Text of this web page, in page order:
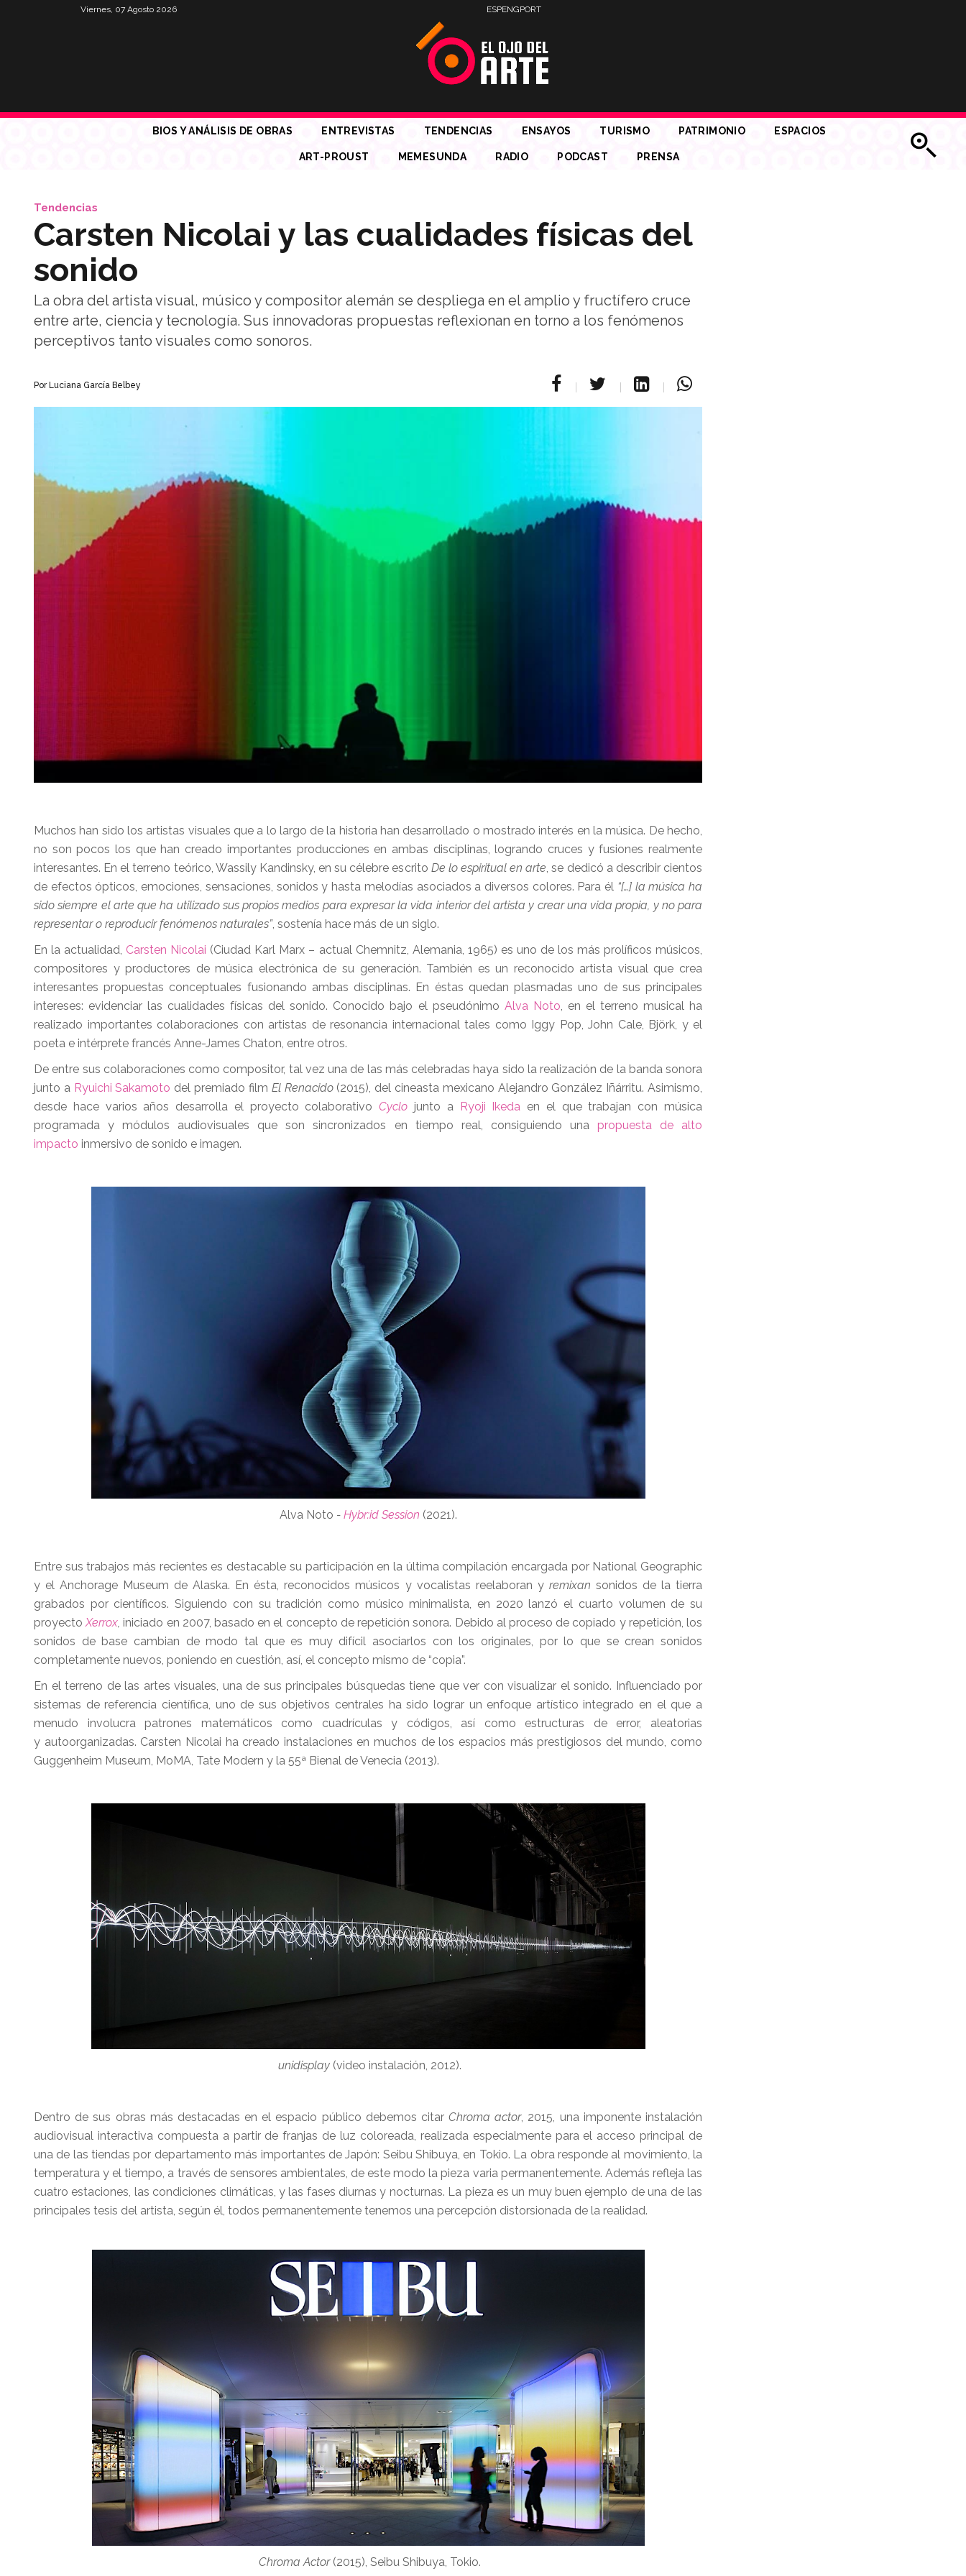
Viernes, 07 Agosto 2026 ESPENGPORT
BIOS Y ANÁLISIS DE OBRAS ENTREVISTAS TENDENCIAS ENSAYOS TURISMO PATRIMONIO ESPACIOS
ART-PROUST MEMESUNDA RADIO PODCAST PRENSA
Tendencias
Carsten Nicolai y las cualidades físicas del
sonido
La obra del artista visual, músico y compositor alemán se despliega en el amplio y fructífero cruce
entre arte, ciencia y tecnología. Sus innovadoras propuestas reflexionan en torno a los fenómenos
perceptivos tanto visuales como sonoros.
Por Luciana García Belbey
Muchos han sido los artistas visuales que a lo largo de la historia han desarrollado o mostrado interés en la música. De hecho,
no son pocos los que han creado importantes producciones en ambas disciplinas, logrando cruces y fusiones realmente
interesantes. En el terreno teórico, Wassily Kandinsky, en su célebre escrito De lo espiritual en arte, se dedicó a describir cientos
de efectos ópticos, emociones, sensaciones, sonidos y hasta melodías asociados a diversos colores. Para él “[…] la música ha
sido siempre el arte que ha utilizado sus propios medios para expresar la vida interior del artista y crear una vida propia, y no para
representar o reproducir fenómenos naturales”, sostenía hace más de un siglo.
En la actualidad, Carsten Nicolai (Ciudad Karl Marx – actual Chemnitz, Alemania, 1965) es uno de los más prolíficos músicos,
compositores y productores de música electrónica de su generación. También es un reconocido artista visual que crea
interesantes propuestas conceptuales fusionando ambas disciplinas. En éstas quedan plasmadas uno de sus principales
intereses: evidenciar las cualidades físicas del sonido. Conocido bajo el pseudónimo Alva Noto, en el terreno musical ha
realizado importantes colaboraciones con artistas de resonancia internacional tales como Iggy Pop, John Cale, Björk, y el
poeta e intérprete francés Anne-James Chaton, entre otros.
De entre sus colaboraciones como compositor, tal vez una de las más celebradas haya sido la realización de la banda sonora
junto a Ryuichi Sakamoto del premiado film El Renacido(2015), del cineasta mexicano Alejandro González Iñárritu. Asimismo,
desde hace varios años desarrolla el proyecto colaborativoCyclo junto a Ryoji Ikeda en el que trabajan con música
programada y módulos audiovisuales que son sincronizados en tiempo real, consiguiendo una propuesta de alto
impacto inmersivo de sonido e imagen.
Alva Noto - Hybr:id Session (2021).
Entre sus trabajos más recientes es destacable su participación en la última compilación encargada por National Geographic
y el Anchorage Museum de Alaska. En ésta, reconocidos músicos y vocalistas reelaboran y remixan sonidos de la tierra
grabados por científicos. Siguiendo con su tradición como músico minimalista, en 2020 lanzó el cuarto volumen de su
proyectoXerrox iniciado en 2007, basado en el concepto de repetición sonora. Debido al proceso de copiado y repetición, los
sonidos de base cambian de modo tal que es muy difícil asociarlos con los originales, por lo que se crean sonidos
completamente nuevos, poniendo en cuestión, así, el concepto mismo de “copia”.
En el terreno de las artes visuales, una de sus principales búsquedas tiene que ver con visualizar el sonido. Influenciado por
sistemas de referencia científica, uno de sus objetivos centrales ha sido lograr un enfoque artístico integrado en el que a
menudo involucra patrones matemáticos como cuadrículas y códigos, así como estructuras de error, aleatorias
y autoorganizadas. Carsten Nicolai ha creado instalaciones en muchos de los espacios más prestigiosos del mundo, como
Guggenheim Museum, MoMA, Tate Modern y la 55ª Bienal de Venecia (2013).
unidisplay (video instalación, 2012).
Dentro de sus obras más destacadas en el espacio público debemos citarChroma actor, 2015, una imponente instalación
audiovisual interactiva compuesta a partir de franjas de luz coloreada, realizada especialmente para el acceso principal de
una de las tiendas por departamento más importantes de Japón: Seibu Shibuya, en Tokio. La obra responde al movimiento, la
temperatura y el tiempo, a través de sensores ambientales, de este modo la pieza varia permanentemente. Además refleja las
cuatro estaciones, las condiciones climáticas, y las fases diurnas y nocturnas. La pieza es un muy buen ejemplo de una de las
principales tesis del artista, según él, todos permanentemente tenemos una percepción distorsionada de la realidad.
Chroma Actor (2015), Seibu Shibuya, Tokio.